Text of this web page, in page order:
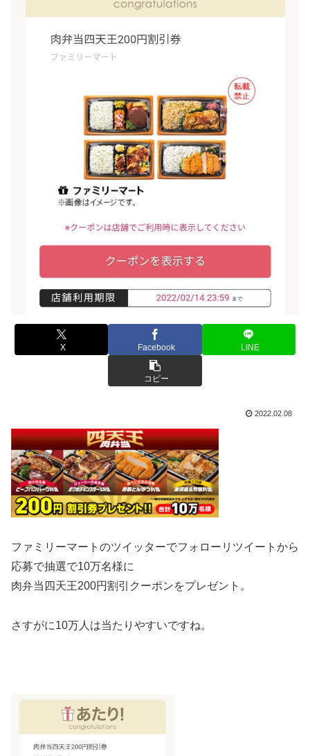
X Facebook LINE
コピー
2022.02.08
ファミリーマートのツイッターでフォローリツイートから
応募で抽選で10万名様に
肉弁当四天王200円割引クーポンをプレゼント。
さすがに10万人は当たりやすいですね。